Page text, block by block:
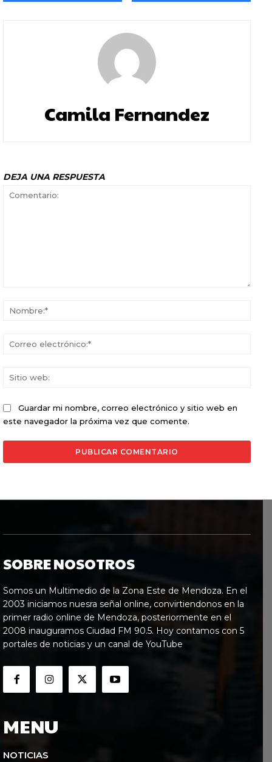
Camila Fernandez
DEJA UNA RESPUESTA
Guardar mi nombre, correo electrónico y sitio web en
este navegador la próxima vez que comente.
SOBRE NOSOTROS
Somos un Multimedio de la Zona Este de Mendoza. En el
2003 iniciamos nuesra señal online, convirtiendonos en la
primer radio online de Mendoza, posteriormente en el
2008 inauguramos Ciudad FM 90.5. Hoy contamos con 5
portales de noticias y un canal de YouTube
MENU
NOTICIAS